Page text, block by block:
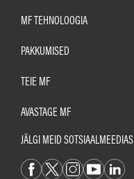
MF TEHNOLOOGIA
PAKKUMISED
TEIE MF
AVASTAGE MF
JÄLGI MEID SOTSIAALMEEDIAS